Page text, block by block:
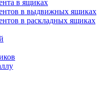
в ящиках
в выдвижных ящиках
в раскладных ящиках